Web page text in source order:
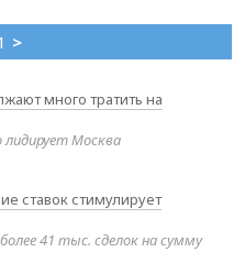
>
много тратить на
Москва
ставок стимулирует
41 тыс. сделок на сумму